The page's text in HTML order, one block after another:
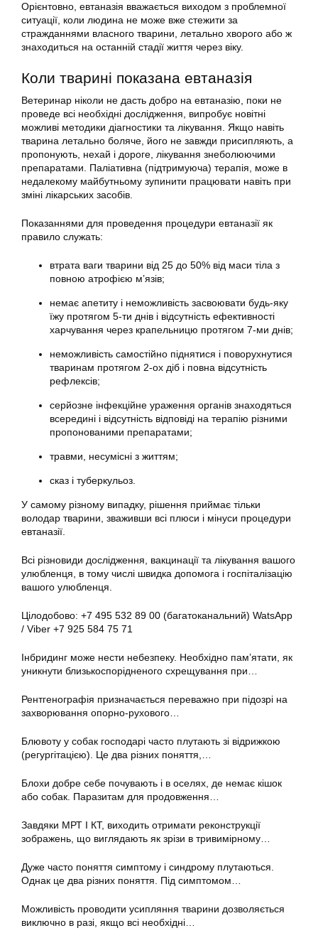
Орієнтовно, евтаназія вважається виходом з проблемної
ситуації, коли людина не може вже стежити за
стражданнями власного тварини, летально хворого або ж
знаходиться на останній стадії життя через віку.
Коли тварині показана евтаназія
Ветеринар ніколи не дасть добро на евтаназію, поки не
проведе всі необхідні дослідження, випробує новітні
можливі методики діагностики та лікування. Якщо навіть
тварина летально боляче, його не завжди присипляють, а
пропонують, нехай і дороге, лікування знеболюючими
препаратами. Паліативна (підтримуюча) терапія, може в
недалекому майбутньому зупинити працювати навіть при
зміні лікарських засобів.
Показаннями для проведення процедури евтаназії як
правило служать:
втрата ваги тварини від 25 до 50% від маси тіла з
повною атрофією м’язів;
немає апетиту і неможливість засвоювати будь-яку
їжу протягом 5-ти днів і відсутність ефективності
харчування через крапельницю протягом 7-ми днів;
неможливість самостійно піднятися і поворухнутися
тваринам протягом 2-ох діб і повна відсутність
рефлексів;
серйозне інфекційне ураження органів знаходяться
всередині і відсутність відповіді на терапію різними
пропонованими препаратами;
травми, несумісні з життям;
сказ і туберкульоз.
У самому різному випадку, рішення приймає тільки
володар тварини, зваживши всі плюси і мінуси процедури
евтаназії.
Всі різновиди дослідження, вакцинації та лікування вашого
улюбленця, в тому числі швидка допомога і госпіталізацію
вашого улюбленця.
Цілодобово: +7 495 532 89 00 (багатоканальний) WatsApp
/ Viber +7 925 584 75 71
Інбридинг може нести небезпеку. Необхідно пам’ятати, як
уникнути близькоспорідненого схрещування при…
Рентгенографія призначається переважно при підозрі на
захворювання опорно-рухового…
Блювоту у собак господарі часто плутають зі відрижкою
(регургітацією). Це два різних поняття,…
Блохи добре себе почувають і в оселях, де немає кішок
або собак. Паразитам для продовження…
Завдяки МРТ І КТ, виходить отримати реконструкції
зображень, що виглядають як зрізи в тривимірному…
Дуже часто поняття симптому і синдрому плутаються.
Однак це два різних поняття. Під симптомом…
Можливість проводити усипляння тварини дозволяється
виключно в разі, якщо всі необхідні…